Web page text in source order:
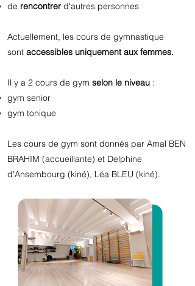
de rencontrer d'autres personnes
Actuellement, les cours de gymnastique
sont accessibles uniquement aux femmes.
Il y a 2 cours de gym selon le niveau :
gym senior
gym tonique
Les cours de gym sont donnés par Amal BEN
BRAHIM (accueillante) et Delphine
d'Ansembourg (kiné), Léa BLEU (kiné).